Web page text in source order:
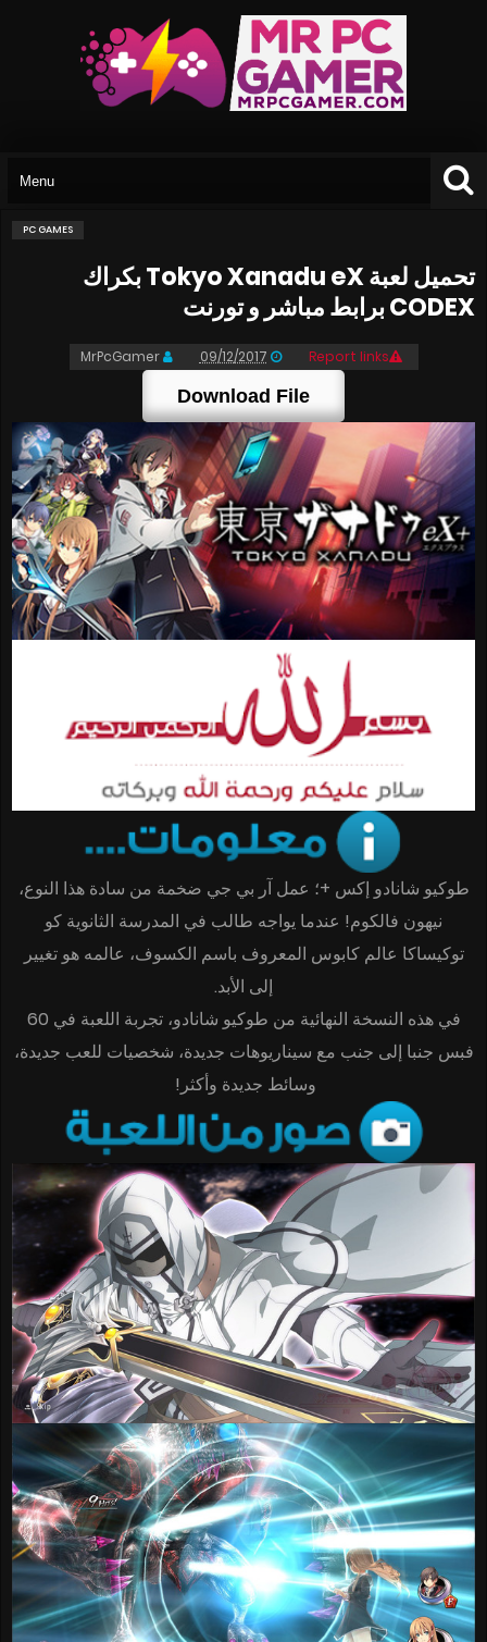
PC GAMES
تحميل لعبة Tokyo Xanadu eX بكراك
CODEX برابط مباشر و تورنت
MrPcGamer 09/12/2017 Report links
Download File
طوكيو شانادو إكس +؛ عمل آر بي جي ضخمة من سادة هذا النوع،
نيهون فالكوم! عندما يواجه طالب في المدرسة الثانوية كو
توكيساكا عالم كابوس المعروف باسم الكسوف، عالمه هو تغيير
إلى الأبد.
في هذه النسخة النهائية من طوكيو شانادو، تجربة اللعبة في 60
فبس جنبا إلى جنب مع سيناريوهات جديدة، شخصيات للعب جديدة،
وسائط جديدة وأكثر!